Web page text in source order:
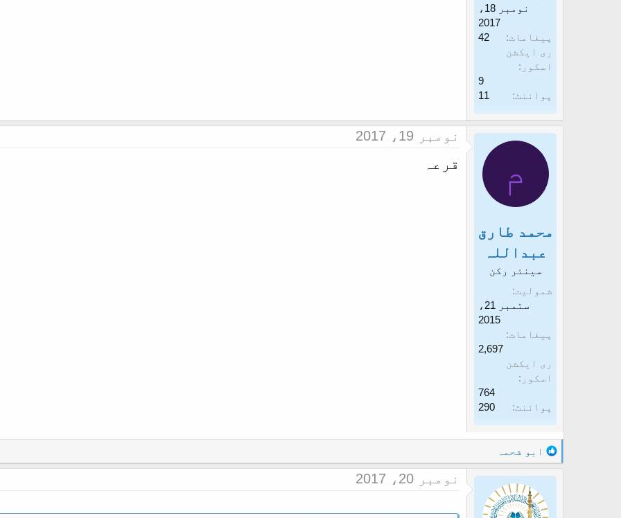
نومبر 18،
2017
پیغامات
42
ری ایکشن
اسکور
9
پوائنٹ
11
م
محمد طارق
عبداللہ
سینئر رکن
شمولیت
ستمبر 21،
2015
پیغامات
2,697
ری ایکشن
اسکور
764
پوائنٹ
290
نومبر 19، 2017
قرعہ
R
e
a
c
t
ابو شحمہ
نومبر 20، 2017